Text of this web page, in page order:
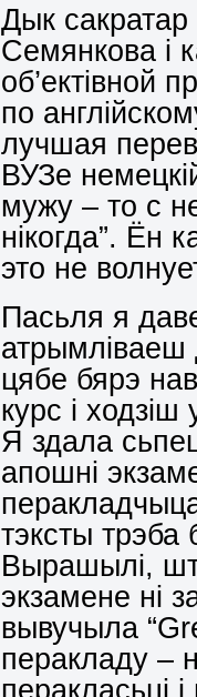
Дык сакратар
Семянкова і
об’ектівной
по
лучшая
ВУЗе
мужу – то с
нікогда”. Ён
это не
Пасьля я
атрымліваеш
цябе бярэ
курс і
Я здала
апошні
тэксты
Вырашылі,
экзамене ні
вывучыла
перакладу –
перакласьці